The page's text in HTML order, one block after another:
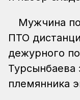
Мужчина
ПТО
дежурного
Турсынбаева
племянника